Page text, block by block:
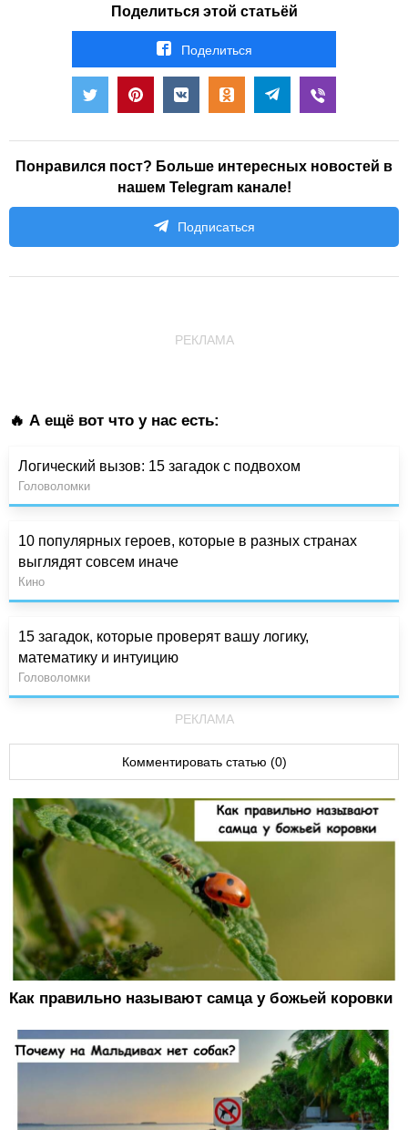
Поделиться этой статьёй
Поделиться
Понравился пост? Больше интересных новостей в
нашем Telegram канале!
Подписаться
РЕКЛАМА
🔥 А ещё вот что у нас есть:
Логический вызов: 15 загадок с подвохом
Головоломки
10 популярных героев, которые в разных странах
выглядят совсем иначе
Кино
15 загадок, которые проверят вашу логику,
математику и интуицию
Головоломки
РЕКЛАМА
Комментировать статью (0)
Как правильно называют самца у божьей коровки